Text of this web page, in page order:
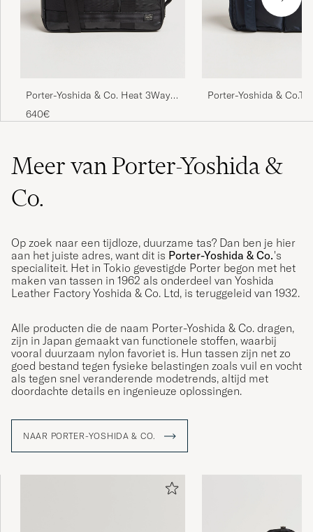
Porter-Yoshida & Co. Heat 3Way
Briefcase Black
640€
Porter-Yoshida &
Meer van Porter-Yoshida &
Co.
Op zoek naar een tijdloze, duurzame tas? Dan ben je hier
aan het juiste adres, want dit is Porter-Yoshida & Co.'s
specialiteit. Het in Tokio gevestigde Porter begon met het
maken van tassen in 1962 als onderdeel van Yoshida
Leather Factory Yoshida & Co. Ltd, is teruggeleid van 1932.
Alle producten die de naam Porter-Yoshida & Co. dragen,
zijn in Japan gemaakt van functionele stoffen, waarbij
vooral duurzaam nylon favoriet is. Hun tassen zijn net zo
goed bestand tegen fysieke belastingen zoals vuil en vocht
als tegen snel veranderende modetrends, altijd met
doordachte details en ingenieuze oplossingen.
NAAR PORTER-YOSHIDA & CO.